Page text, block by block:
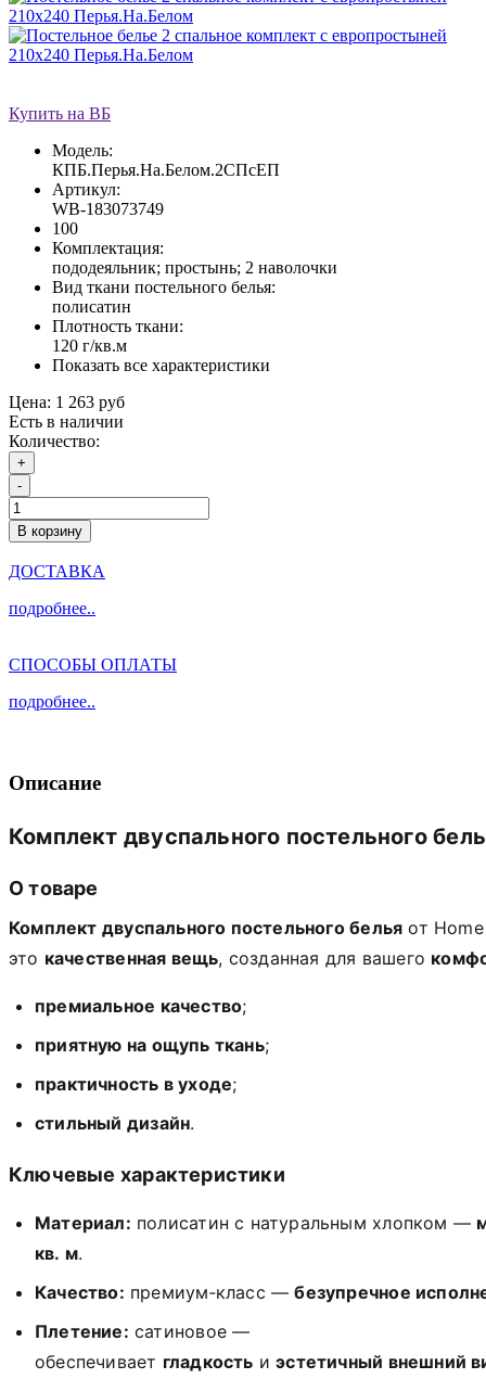
Купить на ВБ
Модель:
КПБ.Перья.На.Белом.2СПсЕП
Артикул:
WB-183073749
100
Комплектация:
пододеяльник; простынь; 2 наволочки
Вид ткани постельного белья:
полисатин
Плотность ткани:
120 г/кв.м
Показать все характеристики
Цена: 1 263 руб
Есть в наличии
Количество:
+
-
В корзину
ДОСТАВКА
подробнее..
СПОСОБЫ ОПЛАТЫ
подробнее..
Описание
Комплект двуспального постельного
Отоваре
Комплект двуспального постельногобелья от Home
это качественная вещь, созданная для вашего
премиальное качество;
приятную на ощупь ткань;
практичность вуходе;
стильный дизайн.
Ключевые характеристики
Материал: полисатин с натуральным хлопком —
кв. м.
Качество: премиум‑класс —безупречное
Плетение: сатиновое—
обеспечивает гладкость иэстетичный внешний